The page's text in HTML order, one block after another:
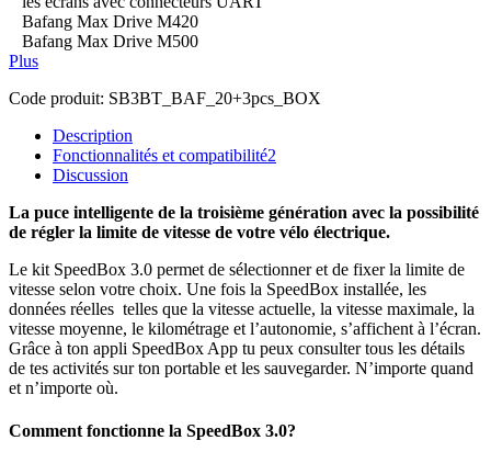
Bafang Max Drive M420
Bafang Max Drive M500
Plus
Code produit: SB3BT_BAF_20+3pcs_BOX
Description
Fonctionnalités et compatibilité2
Discussion
La puce intelligente de la troisième génération avec la possibilité
de régler la limite de vitesse de votre vélo électrique.
Le kit SpeedBox 3.0 permet de sélectionner et de fixer la limite de
vitesse selon votre choix. Une fois la SpeedBox installée, les
données réelles telles que la vitesse actuelle, la vitesse maximale, la
vitesse moyenne, le kilométrage et l’autonomie, s’affichent à l’écran.
Grâce à ton appli SpeedBox App tu peux consulter tous les détails
de tes activités sur ton portable et les sauvegarder. N’importe quand
et n’importe où.
Comment fonctionne la SpeedBox 3.0?